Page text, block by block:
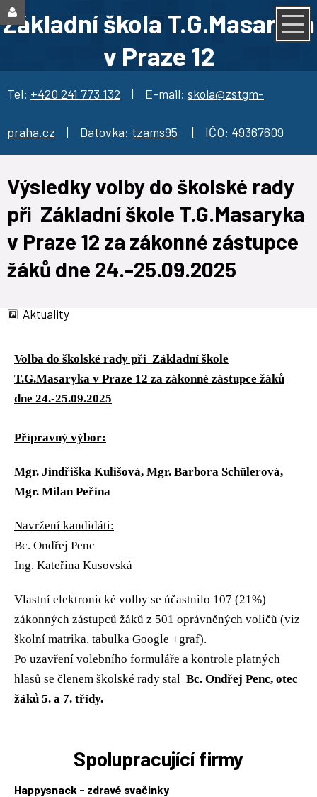
Základní škola T.G.Masaryka
v Praze 12
Tel: +420 241 773 132 | E-mail: skola@zstgm-
praha.cz | Datovka: tzams95 | IČO: 49367609
Výsledky volby do školské rady
při Základní škole T.G.Masaryka
v Praze 12 za zákonné zástupce
žáků dne 24.-25.09.2025
Aktuality
Volba do školské rady při Základní škole
T.G.Masaryka v Praze 12 za zákonné zástupce žáků
dne 24.-25.09.2025
Přípravný výbor:
Mgr. Jindřiška Kulišová, Mgr. Barbora Schülerová,
Mgr. Milan Peřina
Navržení kandidáti:
Bc. Ondřej Penc
Ing. Kateřina Kusovská
Vlastní elektronické volby se účastnilo 107 (21%)
zákonných zástupců žáků z 501 oprávněných voličů (viz
školní matrika, tabulka Google +graf).
Po uzavření volebního formuláře a kontrole platných
hlasů se členem školské rady stal Bc. Ondřej Penc, otec
žáků 5. a 7. třídy.
Spolupracující firmy
Happysnack - zdravé svačinky